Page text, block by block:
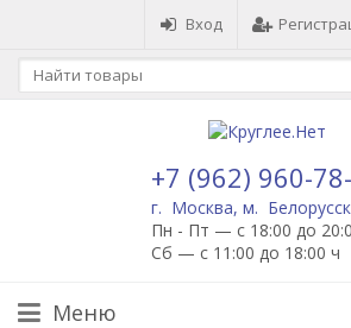
Вход
+7 (962) 960-
г. Москва, м.
Пн - Пт — с 18:00 до
Сб — с 11:00 до 18:00 ч
Меню